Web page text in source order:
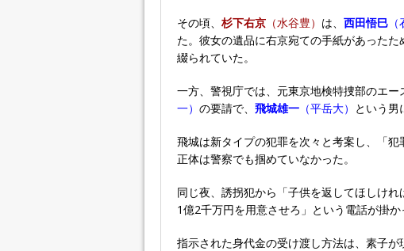
その頃、 杉下右京 （水谷豊） は、 西田悟巳
た。彼女の遺品に右京宛ての手紙があった
綴られていた。
一方、警視庁では、元東京地検特捜部のエー
一） の要請で、 飛城雄一 （平岳大） という男
飛城は新タイプの犯罪を次々と考案し、「犯
正体は警察でも掴めていなかった。
同じ夜、誘拐犯から「子供を返してほしけれ
1億2千万円を用意させろ」という電話が掛か
指示された身代金の受け渡し方法は、素子